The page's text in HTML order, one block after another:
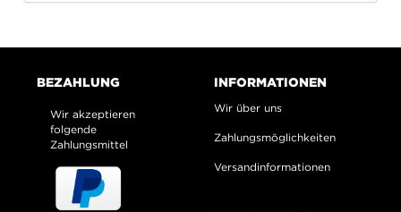
BEZAHLUNG
Wir akzeptieren
folgende
Zahlungsmittel
INFORMATIONEN
Wir über uns
Zahlungsmöglichkeiten
Versandinformationen